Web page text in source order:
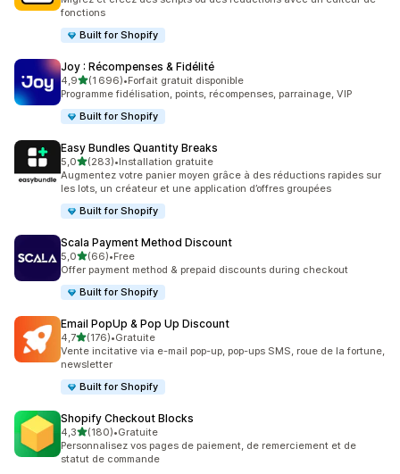
fonctions
Built for Shopify
Joy : Récompenses & Fidélité
4,9étoile(s) sur 5
(1 696)
1696 avis au total
•Forfait gratuit disponible
Programme fidélisation, points, récompenses, parrainage, VIP
Built for Shopify
Easy Bundles Quantity Breaks
5,0étoile(s) sur 5
(283)
283 avis au total
•Installation gratuite
Augmentez votre panier moyen grâce à des réductions rapides sur
les lots, un créateur et une application d’offres groupées
Built for Shopify
Scala Payment Method Discount
5,0étoile(s) sur 5
(66)
66 avis au total
•Free
Offer payment method & prepaid discounts during checkout
Built for Shopify
Email PopUp & Pop Up Discount
4,7étoile(s) sur 5
(176)
176 avis au total
•Gratuite
Vente incitative via e-mail pop-up, pop-ups SMS, roue de la fortune,
newsletter
Built for Shopify
Shopify Checkout Blocks
4,3étoile(s) sur 5
(180)
180 avis au total
•Gratuite
Personnalisez vos pages de paiement, de remerciement et de
statut de commande